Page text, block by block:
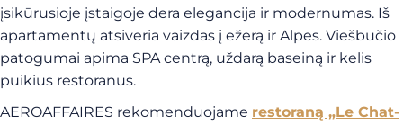
įsikūrusioje įstaigoje dera elegancija ir modernumas. Iš
apartamentų atsiveria vaizdas į ežerą ir Alpes. Viešbučio
patogumai apima SPA centrą, uždarą baseiną ir kelis
puikius restoranus.
AEROAFFAIRES rekomenduojame restoraną „Le Chat-